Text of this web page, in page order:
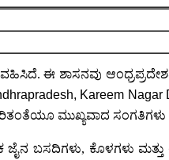
ಈ ಶಾಸನವು
Kareem Nagar
ಮುಖ್ಯವಾದ ಸಂಗತಿಗಳು
ಬಸದಿಗಳು, ಕೊಳಗಳು ಮತ್ತು